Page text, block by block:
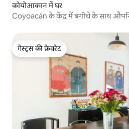
कोयोआकान में घर
Coyoacán के केंद्र में बगीचे के साथ
गेस्ट्स की फ़ेवरेट
गेस्ट्स की फ़ेवरेट